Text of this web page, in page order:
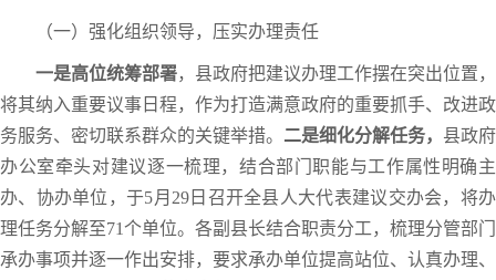
（一）强化组织领导，压实办理责任
一是高位统筹部署，县政府把建议办理工作摆在突出位置，
将其纳入重要议事日程，作为打造满意政府的重要抓手、改进政
务服务、密切联系群众的关键举措。 二是细化分解任务， 县政府
办公室牵头对建议逐一梳理，结合部门职能与工作属性明确主
办、协办单位，于5月29日召开全县人大代表建议交办会，将办
理任务分解至71个单位。各副县长结合职责分工，梳理分管部门
承办事项并逐一作出安排，要求承办单位提高站位、认真办理、